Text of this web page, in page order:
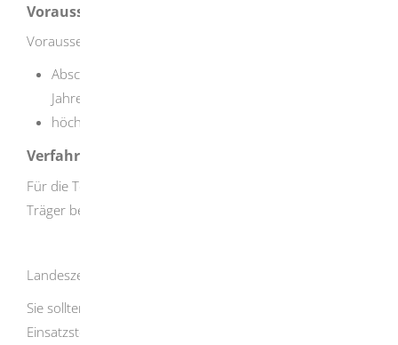
Voraussetzungen
Voraussetzungen für eine Teilnahme am FÖJ sind:
Abschluss der Vollzeitschulpflicht (in der Regel ab 16
Jahren)
höchstens 27 Jahre alt
Verfahrensablauf
Für die Teilnahme am FÖJ müssen Sie sich bei einem
Träger bewerben.
Landeszentrale für politische Bildung
Sie sollten anhand der lpB-Einsatzstellenliste maximal drei
Einsatzstellen auswählen, bei denen Sie gerne das FÖJ